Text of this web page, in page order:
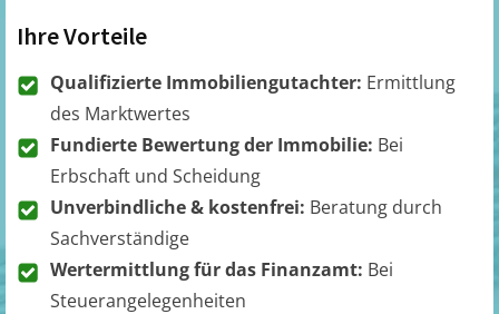
Ihre Vorteile
Qualifizierte Immobiliengutachter: Ermittlung
des Marktwertes
Fundierte Bewertung der Immobilie: Bei
Erbschaft und Scheidung
Unverbindliche & kostenfrei: Beratung durch
Sachverständige
Wertermittlung für das Finanzamt: Bei
Steuerangelegenheiten